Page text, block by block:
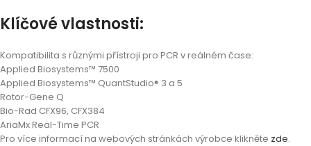
Klíčové vlastnosti:
Kompatibilita s různými přístroji pro PCR v reálném čase:
Applied Biosystems™ 7500
Applied Biosystems™ QuantStudio® 3 a 5
Rotor-Gene Q
Bio-Rad CFX96, CFX384
AriaMx Real-Time PCR
Pro více informací na webových stránkách výrobce klikněte zde.